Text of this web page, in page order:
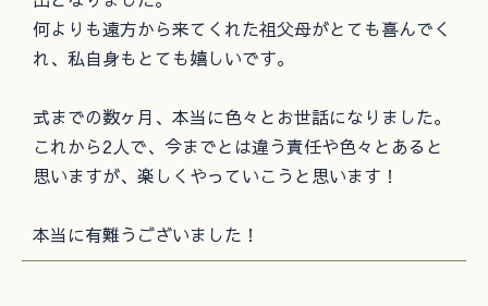
何よりも遠方から来てくれた祖父母がとても喜んでく
れ、私自身もとても嬉しいです。
式までの数ヶ月、本当に色々とお世話になりました。
これから2人で、今までとは違う責任や色々とあると
思いますが、楽しくやっていこうと思います！
本当に有難うございました！